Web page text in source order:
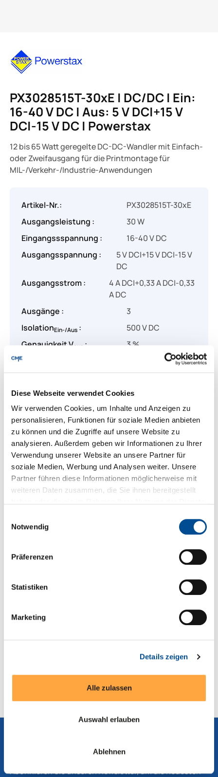
Diese Webseite verwendet Cookies
Wir verwenden Cookies, um Inhalte und Anzeigen zu
personalisieren, Funktionen für soziale Medien anbieten
zu können und die Zugriffe auf unsere Website zu
analysieren. Außerdem geben wir Informationen zu Ihrer
Verwendung unserer Website an unsere Partner für
soziale Medien, Werbung und Analysen weiter. Unsere
Partner führen diese Informationen möglicherweise mit
weiteren Daten zusammen, die Sie ihnen bereitgestellt
Notwendig
Präferenzen
Statistiken
Marketing
Details zeigen
Alle zulassen
Auswahl erlauben
Ablehnen
PX3028515T-30xE | DC/DC | Ein:
16-40 V DC | Aus: 5 V DC|+15 V
DC|-15 V DC | Powerstax
12 bis 65 Watt geregelte DC-DC-Wandler mit Einfach-
oder Zweifausgang für die Printmontage für
MIL-/Verkehr-/Industrie-Anwendungen
Lieferung & Rücksendungen
Per E-mail versenden
Artikel-Nr.:
PX3028515T-30xE
Ausgangsleistung :
30 W
Eingangssspannung :
16-40 V DC
Ausgangsspannung :
5 V DC|+15 V DC|-15 V
DC
Ausgangsstrom :
4 A DC|+0,33 A DC|-0,33
A DC
Ausgänge :
3
IsolationEin-/Aus :
500 V DC
Genauigkeit Vaus: 3 %
Angebot anfragen
Downloads zum Produkt
Technische Details
Abonnieren Sie unseren Newsletter
Abonnieren Sie unseren Newsletter, um die neuesten